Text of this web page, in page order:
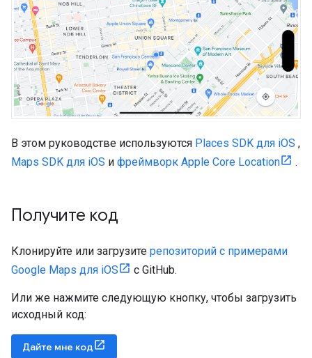
В этом руководстве используются Places SDK для iOS ,
Maps SDK для iOS и фреймворк Apple Core Location .
Получите код
Клонируйте или загрузите репозиторий с примерами
Google Maps для iOS
с GitHub.
Или же нажмите следующую кнопку, чтобы загрузить
исходный код:
Дайте мне код